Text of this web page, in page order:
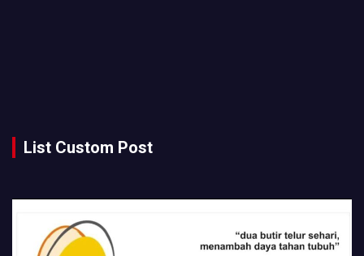
List Custom Post